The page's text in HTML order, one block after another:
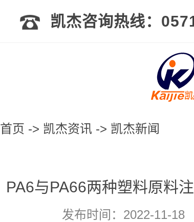
凯杰咨询热线：
首页 -> 凯杰资讯 -> 凯杰新闻
PA6与PA66两种塑料原料
发布时间：2022-11-18